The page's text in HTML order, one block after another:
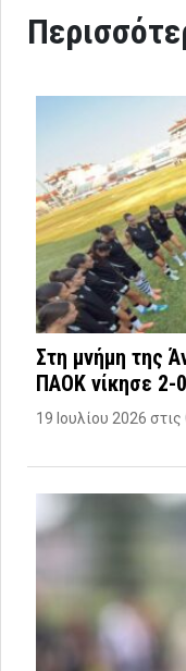
Στη μνήμη της
ΠΑΟΚ νίκησε 2-
19 Ιουλίου 2026 στις